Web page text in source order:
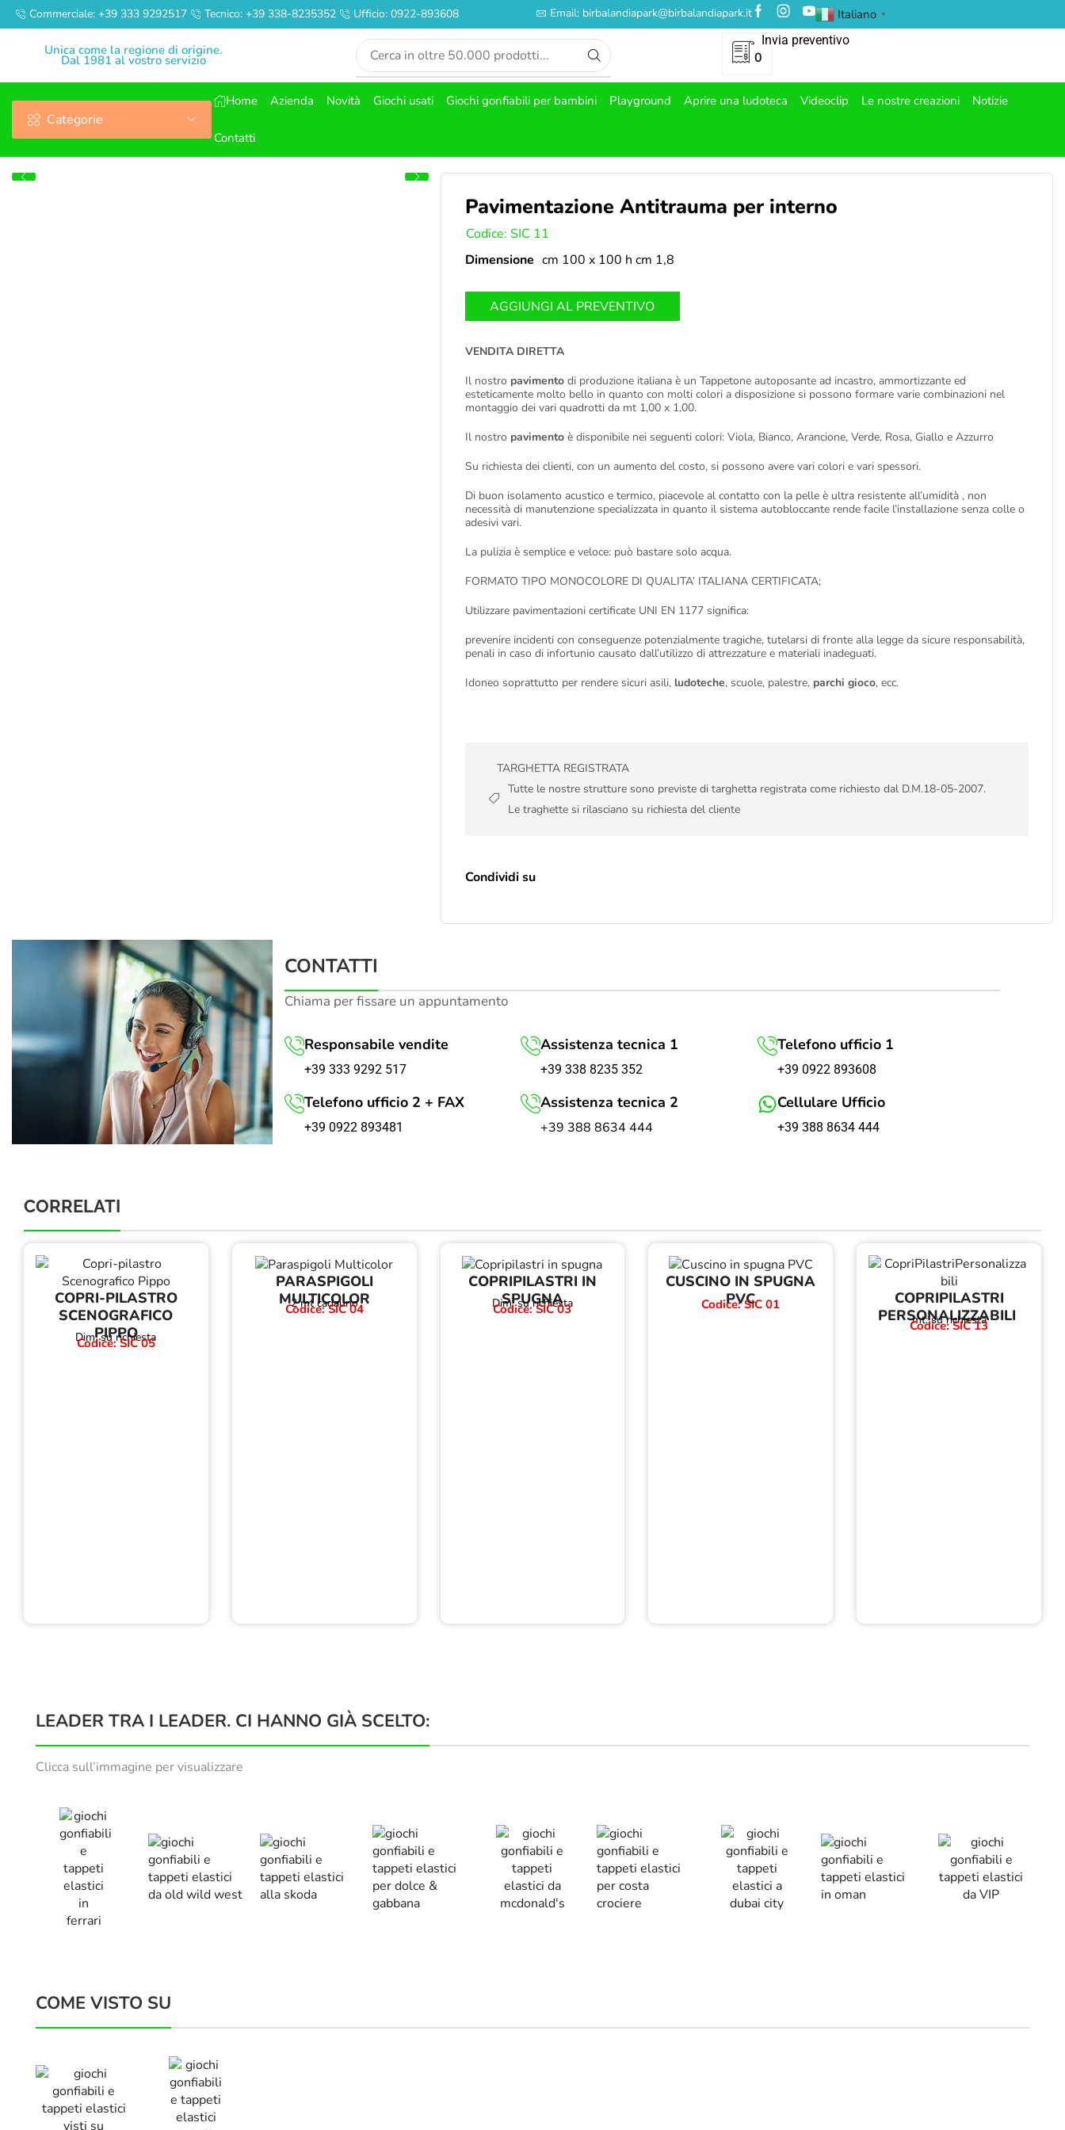
Commerciale: +39 333 9292517 Tecnico: +39 338-8235352 Ufficio: 0922-893608 Email: birbalandiapark@birbalandiapark.it Italiano ▼
Unica come la regione di origine.
Dal 1981 al vostro servizio 0
Invia preventivo
Categorie
Home Azienda Novità Giochi usati Giochi gonfiabili per bambini Playground Aprire una ludoteca Videoclip Le nostre creazioni Notizie
Contatti
Pavimentazione Antitrauma per interno
Codice: SIC 11
Dimensione cm 100 x 100 h cm 1,8
AGGIUNGI AL PREVENTIVO
VENDITA DIRETTA
Il nostro pavimentodi produzione italiana è un Tappetone autoposante ad incastro, ammortizzante ed
esteticamente molto bello in quanto con molti colori a disposizione si possono formare varie combinazioni nel
montaggio dei vari quadrotti da mt 1,00 x 1,00.
Il nostro pavimentoè disponibile nei seguenti colori: Viola, Bianco, Arancione, Verde, Rosa, Giallo e Azzurro
Su richiesta dei clienti, con un aumento del costo, si possono avere vari colori e vari spessori.
Di buon isolamento acustico e termico, piacevole al contatto con la pelle è ultra resistente all’umidità , non
necessità di manutenzione specializzata in quanto il sistema autobloccante rende facile l’installazione senza colle o
adesivi vari.
La pulizia è semplice e veloce: può bastare solo acqua.
FORMATO TIPO MONOCOLORE DI QUALITA’ ITALIANA CERTIFICATA;
Utilizzare pavimentazioni certificate UNI EN 1177 significa:
prevenire incidenti con conseguenze potenzialmente tragiche, tutelarsi di fronte alla legge da sicure responsabilità,
penali in caso di infortunio causato dall’utilizzo di attrezzature e materiali inadeguati.
Idoneo soprattutto per rendere sicuri asili, ludoteche, scuole, palestre, parchi gioco, ecc.
TARGHETTA REGISTRATA
Tutte le nostre strutture sono previste di targhetta registrata come richiesto dal D.M.18-05-2007.
Le traghette si rilasciano su richiesta del cliente
Condividi su
CONTATTI
Chiama per fissare un appuntamento
Responsabile vendite
+39 333 9292 517
Assistenza tecnica 1
+39 338 8235 352
Telefono ufficio 1
+39 0922 893608
Telefono ufficio 2 + FAX
+39 0922 893481
Assistenza tecnica 2
+39 388 8634 444
Cellulare Ufficio
+39 388 8634 444
CORRELATI
COPRI-PILASTRO
SCENOGRAFICO
PIPPO
Dim: su richiesta
Codice: SIC 05
PARASPIGOLI
MULTICOLOR
2 mt cadauno
Codice: SIC 04
COPRIPILASTRI IN
SPUGNA
Dim: su richiesta
Codice: SIC 03
CUSCINO IN SPUGNA
PVC
Codice: SIC 01
COPRIPILASTRI
PERSONALIZZABILI
mt: su richiesta
Codice: SIC 13
LEADER TRA I LEADER. CI HANNO GIÀ SCELTO:
Clicca sull’immagine per visualizzare
COME VISTO SU